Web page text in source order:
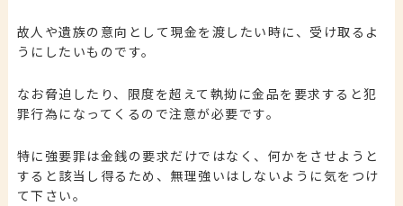
故人や遺族の意向として現金を渡したい時に、受け取るよ
うにしたいものです。
なお脅迫したり、限度を超えて執拗に金品を要求すると犯
罪行為になってくるので注意が必要です。
特に強要罪は金銭の要求だけではなく、何かをさせようと
すると該当し得るため、無理強いはしないように気をつけ
て下さい。